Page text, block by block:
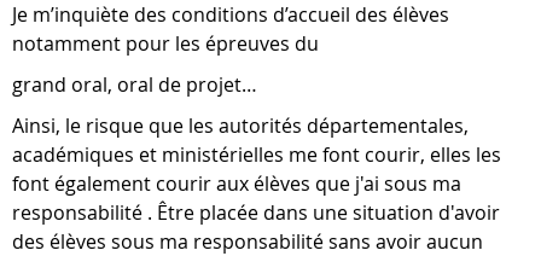
Je m’inquiète des conditions d’accueil des élèves
notamment pour les épreuves du
grand oral, oral de projet…
Ainsi, le risque que les autorités départementales,
académiques et ministérielles me font courir, elles les
font également courir aux élèves que j'ai sous ma
responsabilité . Être placée dans une situation d'avoir
des élèves sous ma responsabilité sans avoir aucun